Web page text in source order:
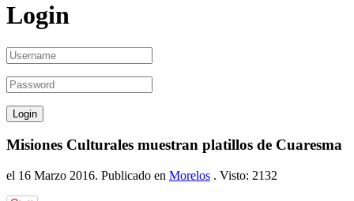
Login
Misiones Culturales muestran platillos de Cuaresma
el 16 Marzo 2016. Publicado en Morelos . Visto: 2132